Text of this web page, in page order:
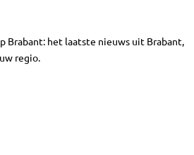
Brabant: het laatste nieuws uit Brabant,
regio.